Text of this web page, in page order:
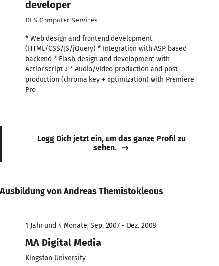
developer
DES Computer Services
* Web design and frontend development
(HTML/CSS/JS/jQuery) * Integration with ASP based
backend * Flash design and development with
Actionscript 3 * Audio/video production and post-
production (chroma key + optimization) with Premiere
Pro
Logg Dich jetzt ein, um das ganze Profil zu
sehen.
Ausbildung von Andreas Themistokleous
1 Jahr und 4 Monate, Sep. 2007 - Dez. 2008
MA Digital Media
Kingston University